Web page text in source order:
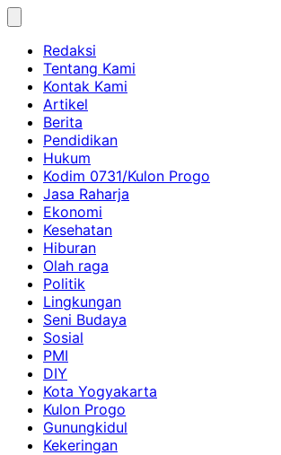
Skip
contentRedaksi
Tentang Kami
Kontak Kami
Artikel
Berita
Pendidikan
Hukum
Kodim 0731/Kulon Progo
Jasa Raharja
Ekonomi
Kesehatan
Hiburan
Olah raga
Politik
Lingkungan
Seni Budaya
Sosial
PMI
DIY
Kota Yogyakarta
Kulon Progo
Gunungkidul
Kekeringan